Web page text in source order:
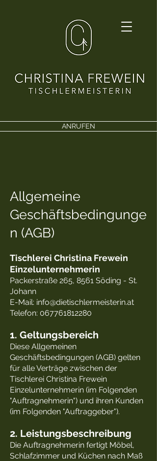
ANRUFEN
Allgemeine
Geschäftsbedingunge
n (AGB)
Tischlerei Christina Frewein
Einzelunternehmerin
Packerstraße 265, 8561 Söding - St.
Johann
E-Mail: info@dietischlermeisterin.at
Telefon: 067761812280
1. Geltungsbereich
Diese Allgemeinen
Geschäftsbedingungen (AGB) gelten
für alle Verträge zwischen der
Tischlerei Christina Frewein
Einzelunternehmerin (im Folgenden
"Auftragnehmerin") und ihren Kunden
(im Folgenden "Auftraggeber").
2. Leistungsbeschreibung
Die Auftragnehmerin fertigt Möbel,
Schlafzimmer und Küchen nach Maß